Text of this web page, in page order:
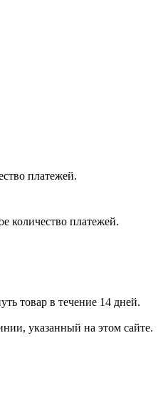
платежей.
количество платежей.
товар в течение 14 дней.
указанный на этом сайте.